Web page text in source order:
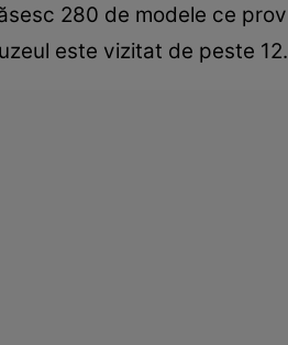
280 de modele ce
este vizitat de peste